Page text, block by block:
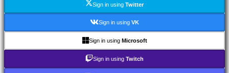
Racing
Casual
Indie
Simulation
Sign in usingTwitter
Sign in using VK
Sign in using Microsoft
Sign in using Twitch